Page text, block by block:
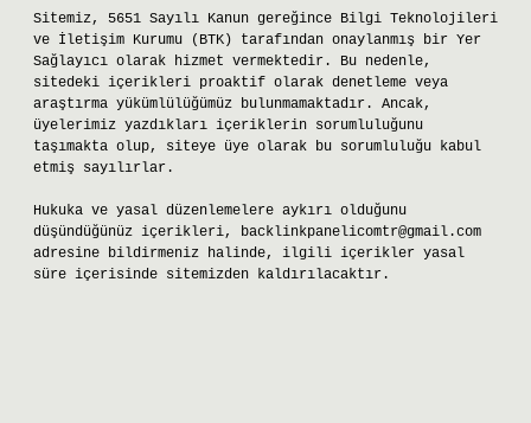
Sitemiz, 5651 Sayılı Kanun gereğince Bilgi Teknolojileri
ve İletişim Kurumu (BTK) tarafından onaylanmış bir Yer
Sağlayıcı olarak hizmet vermektedir. Bu nedenle,
sitedeki içerikleri proaktif olarak denetleme veya
araştırma yükümlülüğümüz bulunmamaktadır. Ancak,
üyelerimiz yazdıkları içeriklerin sorumluluğunu
taşımakta olup, siteye üye olarak bu sorumluluğu kabul
etmiş sayılırlar.
Hukuka ve yasal düzenlemelere aykırı olduğunu
düşündüğünüz içerikleri, backlinkpanelicomtr@gmail.com
adresine bildirmeniz halinde, ilgili içerikler yasal
süre içerisinde sitemizden kaldırılacaktır.